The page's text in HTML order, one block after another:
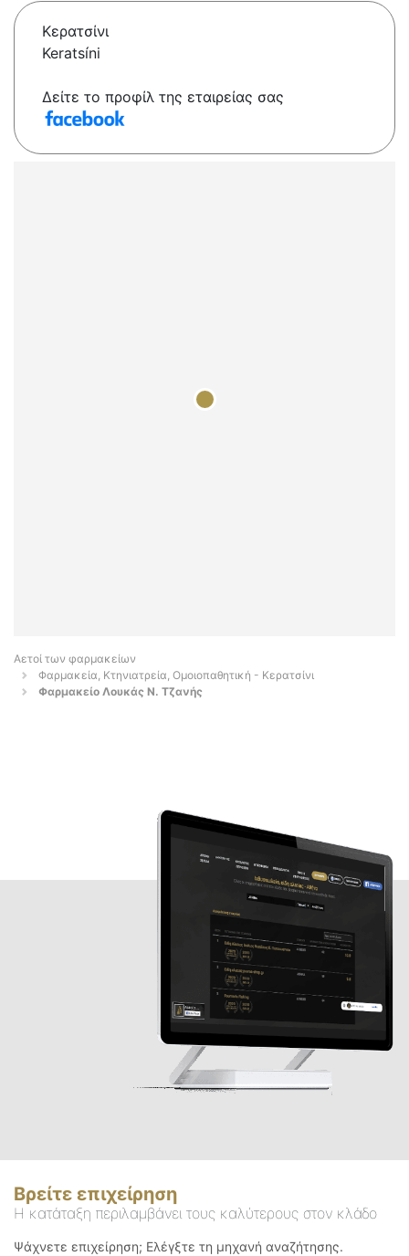
Κερατσίνι
Keratsíni
Δείτε το προφίλ της εταιρείας σας
Αετοί των φαρμακείων
Φαρμακεία, Κτηνιατρεία, Ομοιοπαθητική - Κερατσίνι
Φαρμακείο Λουκάς Ν. Τζανής
Βρείτε επιχείρηση
Η κατάταξη περιλαμβάνει τους καλύτερους στον κλάδο
Ψάχνετε επιχείρηση; Ελέγξτε τη μηχανή αναζήτησης.